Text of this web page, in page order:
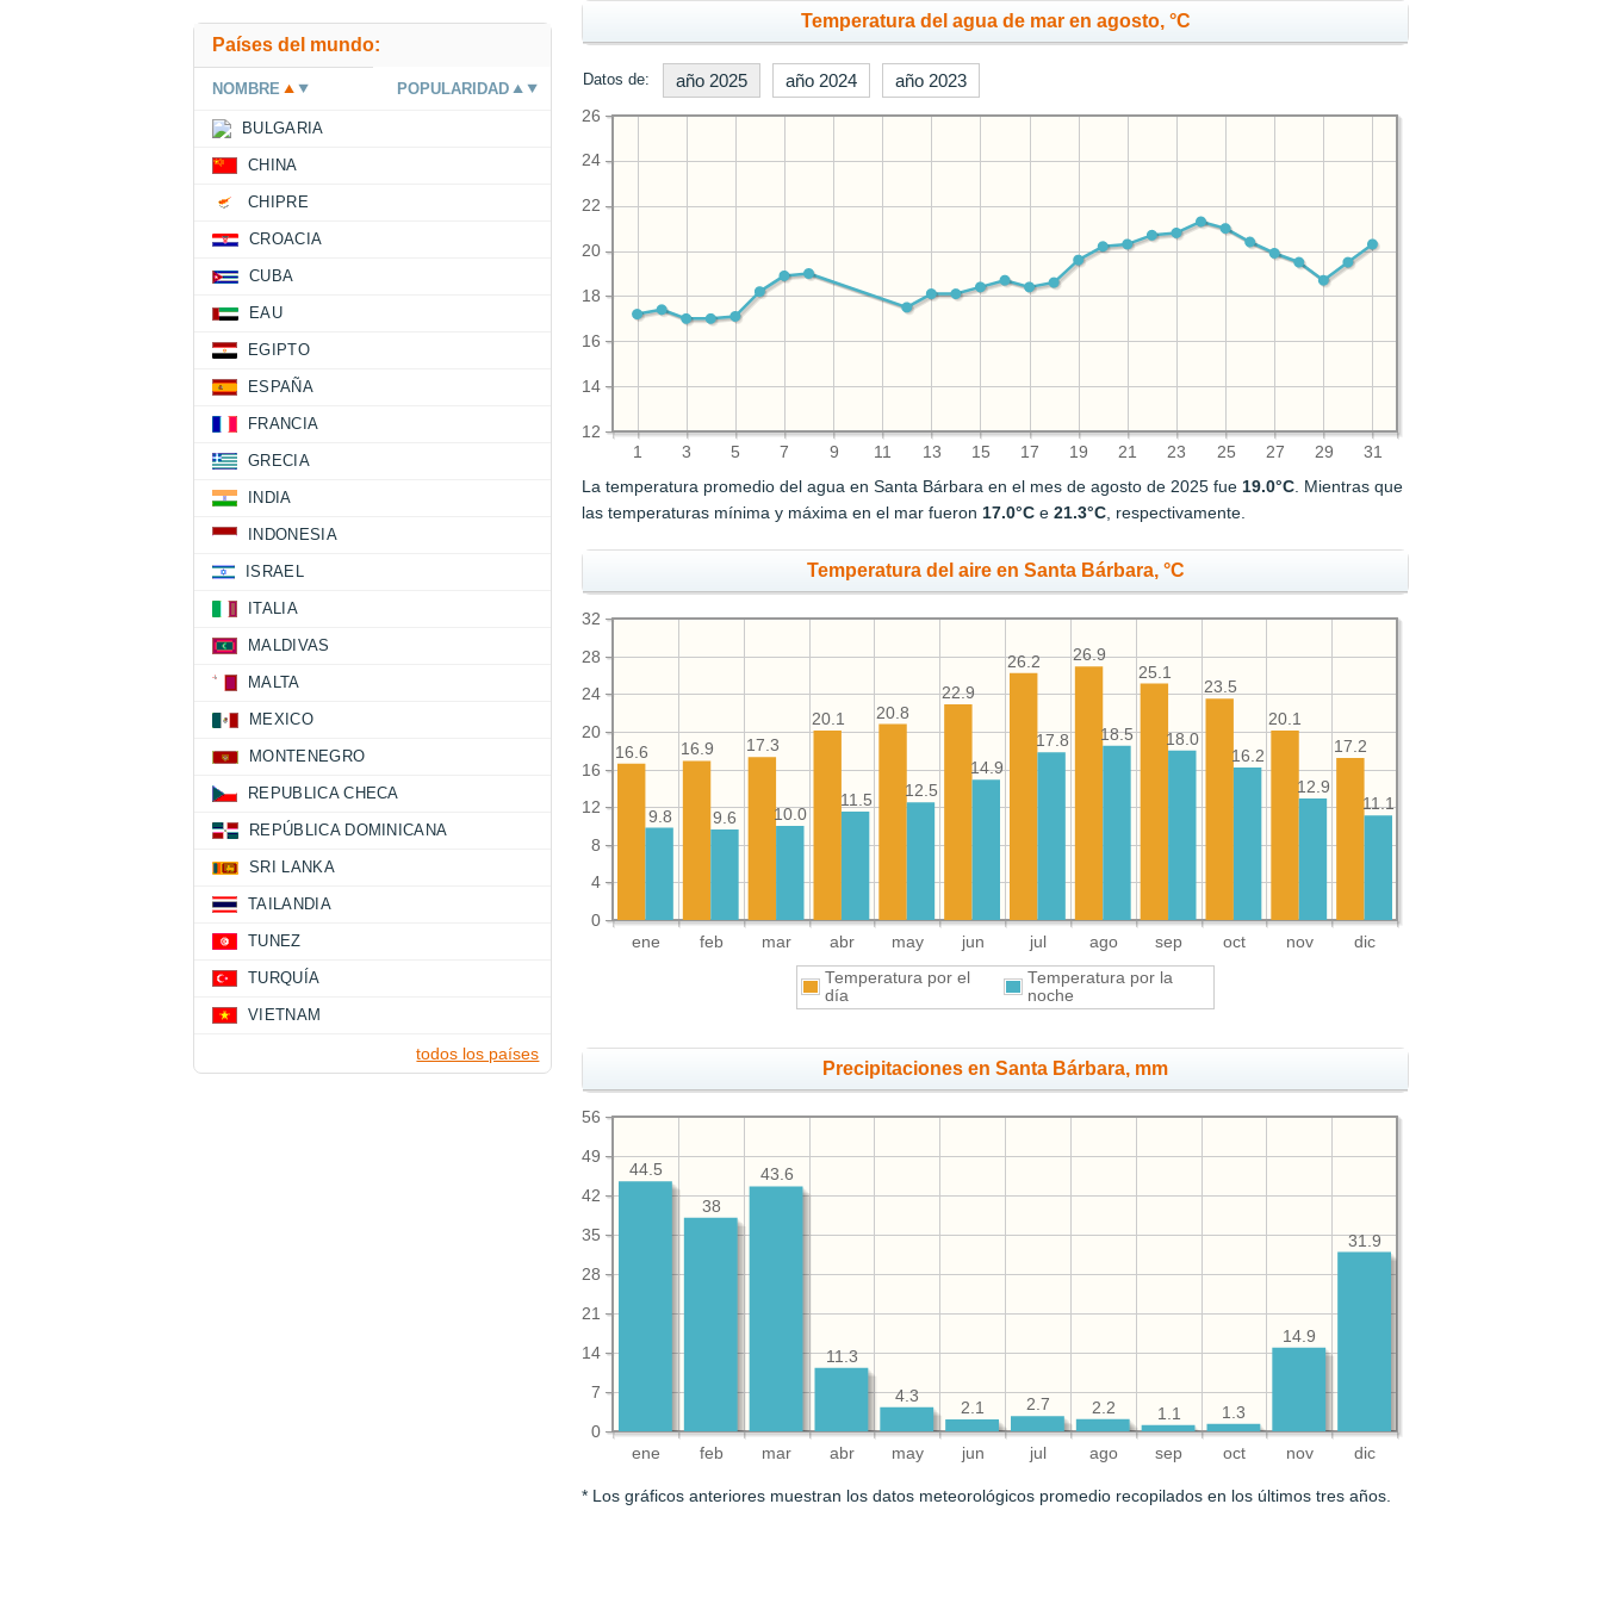
Temperatura del agua de mar en agosto, °C
Datos de: año 2025 año 2024 año 2023
1 3 5 7 9 11 13 15 17 19 21 23 25 27 29 31
12
14
16
18
20
22
24
26
La temperatura promedio del agua en Santa Bárbara en el mes de agosto de 2025 fue 19.0°C . Mientras que
las temperaturas mínima y máxima en el mar fueron 17.0°C e21.3°C , respectivamente.
Temperatura del aire en Santa Bárbara, °C
ene feb mar abr may jun jul ago sep oct nov dic
0
4
8
12
16
20
24
28
32
17.2
20.1
23.5
25.1
26.9
26.2
22.9
20.8
20.1
17.3
16.9
16.6
11.1
12.9
16.2
18.0
18.5
17.8
14.9
12.5
11.5
10.0
9.6
9.8
Temperatura por el
día
Temperatura por la
noche
Precipitaciones en Santa Bárbara, mm
ene feb mar abr may jun jul ago sep oct nov dic
0
7
14
21
28
35
42
49
56
31.9
14.9
1.3
1.1
2.2
2.7
2.1
4.3
11.3
43.6
38
44.5
* Los gráficos anteriores muestran los datos meteorológicos promedio recopilados en los últimos tres años.
Países del mundo:
NOMBRE POPULARIDAD
BULGARIA
CHINA
CHIPRE
CROACIA
CUBA
EAU
EGIPTO
ESPAÑA
FRANCIA
GRECIA
INDIA
INDONESIA
ISRAEL
ITALIA
MALDIVAS
MALTA
MEXICO
MONTENEGRO
REPUBLICA CHECA
REPÚBLICA DOMINICANA
SRI LANKA
TAILANDIA
TUNEZ
TURQUÍA
VIETNAM
todos los países